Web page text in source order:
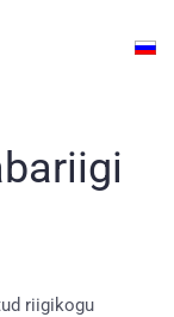
riigikogu